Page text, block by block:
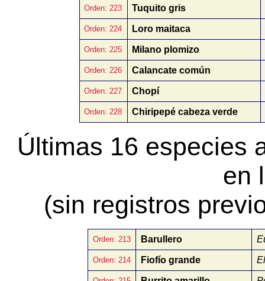
Orden: 223 Tuquito gris
Orden: 224 Loro maitaca
Orden: 225 Milano plomizo
Orden: 226 Calancate común
Orden: 227 Chopí
Orden: 228 Chiripepé cabeza verde
Últimas 16 especies
en
(sin registros
Orden: 213 Barullero
Orden: 214 Fiofío grande